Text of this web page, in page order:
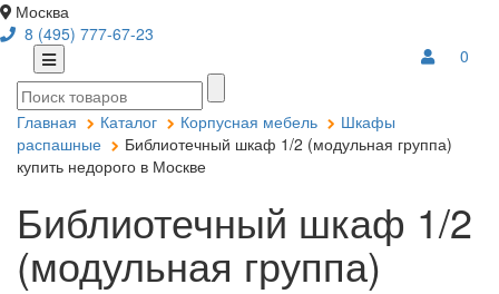
Москва
8 (495) 777-67-23
0
Главная Каталог Корпусная мебель
Шкафы
распашные
Библиотечный шкаф 1/2 (модульная группа)
купить недорого в Москве
Библиотечный шкаф 1/2
(модульная группа)